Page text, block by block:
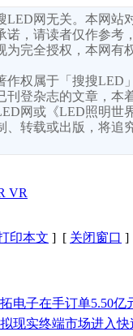
LED网无关。本网站
，请读者仅作参考
为完全授权，本网有
作权属于「搜搜LED
刊登杂志的文章，本
网或《LED照明世
、转载或出版，将追
VR
印本文 ] [ 关闭窗口 ]
拓电子在手订单5.50
拟现实终端市场进入快